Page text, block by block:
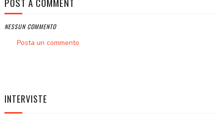
NESSUN COMMENTO
Posta un commento
INTERVISTE